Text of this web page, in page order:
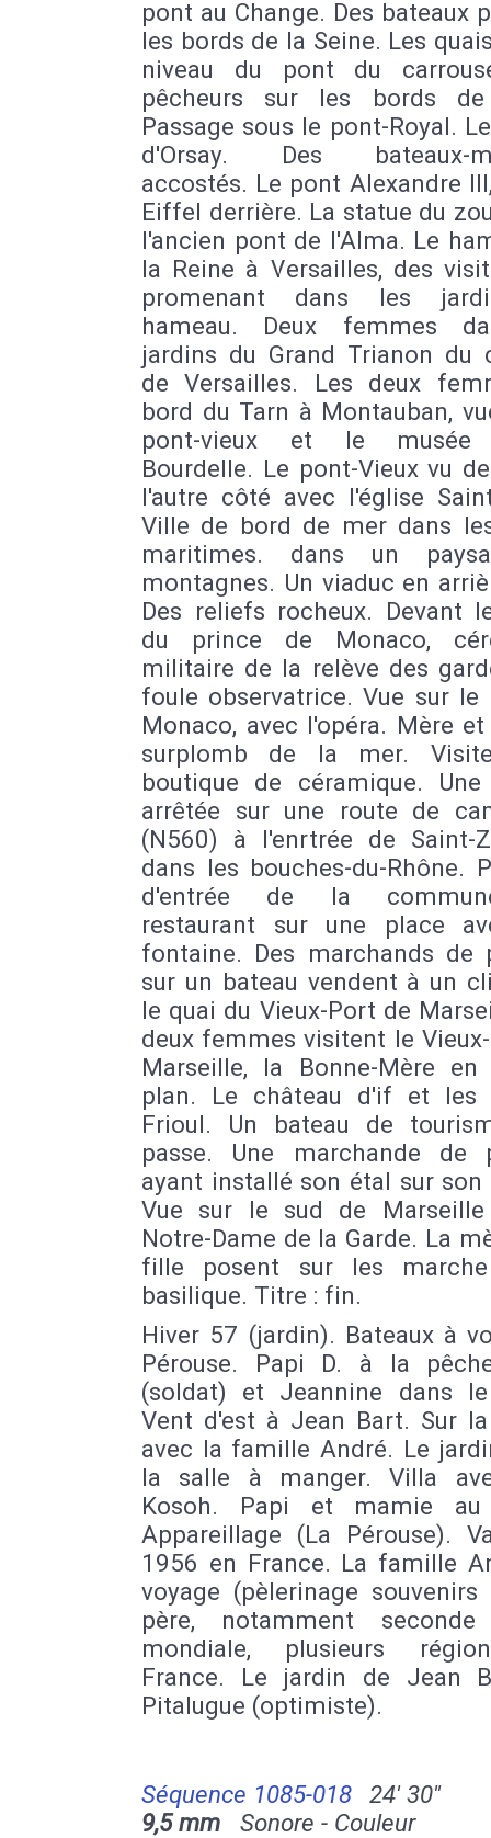
pont au Change. Des bateaux
les bords de la Seine. Les
niveau du pont du
pêcheurs sur les bords de
Passage sous le pont-Royal.
d'Orsay. Des bateaux-
accostés. Le pont Alexandre
Eiffel derrière. La statue du
l'ancien pont de l'Alma. Le
la Reine à Versailles, des
promenant dans les
hameau. Deux femmes
jardins du Grand Trianon du
de Versailles. Les deux
bord du Tarn à Montauban,
pont-vieux et le musée
Bourdelle. Le pont-Vieux vu
l'autre côté avec l'église
Ville de bord de mer dans
maritimes. dans un
montagnes. Un viaduc en
Des reliefs rocheux. Devant
du prince de Monaco,
militaire de la relève des
foule observatrice. Vue sur le
Monaco, avec l'opéra. Mère
surplomb de la mer.
boutique de céramique.
arrêtée sur une route de
(N560) à l'enrtrée de Saint-
dans les bouches-du-Rhône.
d'entrée de la
restaurant sur une place
fontaine. Des marchands de
sur un bateau vendent à un
le quai du Vieux-Port de
deux femmes visitent le
Marseille, la Bonne-Mère en
plan. Le château d'if et les
Frioul. Un bateau de
passe. Une marchande de
ayant installé son étal sur son
Vue sur le sud de Marseille
Notre-Dame de la Garde. La
fille posent sur les
basilique. Titre : fin.
Hiver 57 (jardin). Bateaux à
Pérouse. Papi D. à la
(soldat) et Jeannine dans
Vent d'est à Jean Bart. Sur
avec la famille André. Le
la salle à manger. Villa
Kosoh. Papi et mamie au
Appareillage (La Pérouse).
1956 en France. La famille
voyage (pèlerinage
père, notamment seconde
mondiale, plusieurs
France. Le jardin de Jean
Pitalugue (optimiste).
Séquence 1085-018
24' 30''
9,5 mm Sonore - Couleur